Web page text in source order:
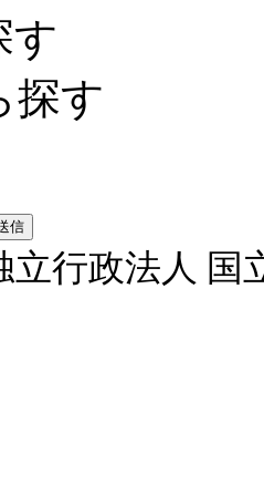
す
探す
立行政法人 国